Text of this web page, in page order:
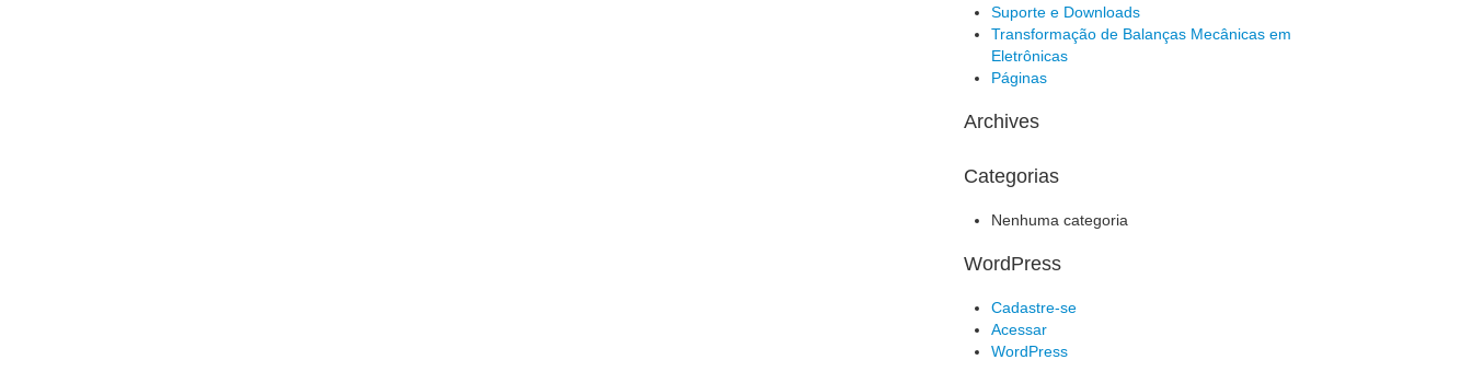
Suporte e Downloads
Transformação de Balanças Mecânicas em
Eletrônicas
Páginas
Archives
Categorias
Nenhuma categoria
WordPress
Cadastre-se
Acessar
WordPress